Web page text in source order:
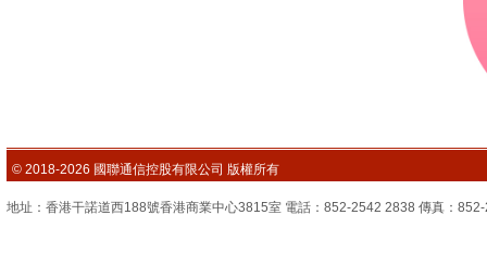
© 2018-2026 國聯通信控股有限公司 版權所有
地址：香港干諾道西188號香港商業中心3815室 電話：852-2542 2838 傳真：